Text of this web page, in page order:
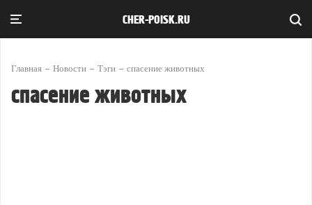
CHER-POISK.RU
Главная Новости Тэги спасение животных
спасение животных